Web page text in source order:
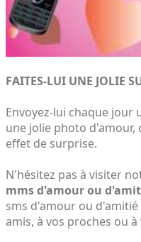
FAITES-LUI UNE JOLIE
Envoyez-lui chaque jour
une jolie photo
effet de surprise.
N'hésitez pas à visiter
mms d'amour ou
sms d'amour ou d'amitié
amis, à vos proches ou